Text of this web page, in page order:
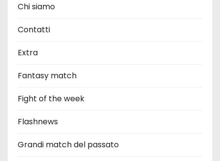
Chi siamo
Contatti
Extra
Fantasy match
Fight of the week
Flashnews
Grandi match del passato